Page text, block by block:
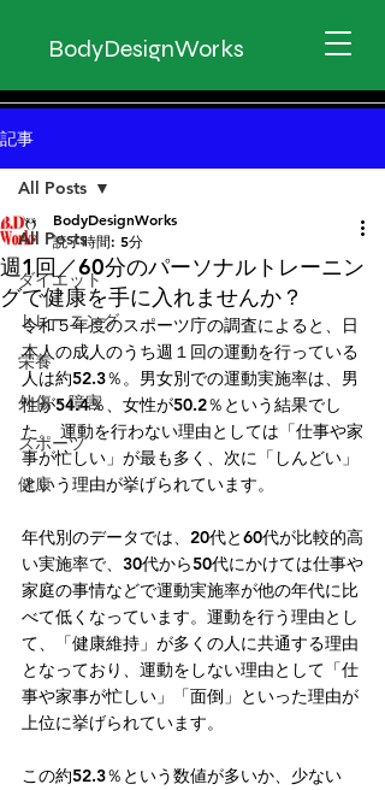
BodyDesignWorks
記事
All Posts
ダイエット
トレーニング
栄養
外傷・障害
スポーツ
健康
All Posts
週1回／60分のパーソナルトレーニン
グで健康を手に入れませんか？
BodyDesignWorks
読了時間: 5分
令和５年度のスポーツ庁の調査によると、日
本人の成人のうち週１回の運動を行っている
人は約52.3％。男女別での運動実施率は、男
性が54.4％、女性が50.2％という結果でし
た。 運動を行わない理由としては「仕事や家
事が忙しい」が最も多く、次に「しんどい」
という理由が挙げられています。
年代別のデータでは、20代と60代が比較的高
い実施率で、30代から50代にかけては仕事や
家庭の事情などで運動実施率が他の年代に比
べて低くなっています。運動を行う理由とし
て、「健康維持」が多くの人に共通する理由
となっており、運動をしない理由として「仕
事や家事が忙しい」「面倒」といった理由が
上位に挙げられています。
この約52.3％という数値が多いか、少ない